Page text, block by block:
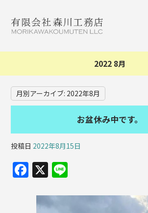
2022 8月
月別アーカイブ: 2022年8月
お盆休み中です。
投稿日 2022年8月15日
F
a
c
X
e